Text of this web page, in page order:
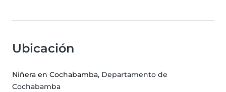
Ubicación
Niñera en Cochabamba, Departamento de
Cochabamba